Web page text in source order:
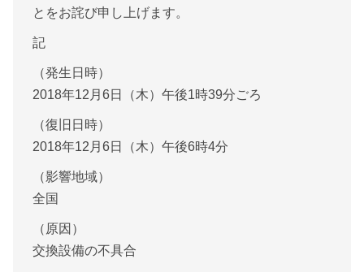
とをお詫び申し上げます。
記
（発生日時）
2018年12月6日（木）午後1時39分ごろ
（復旧日時）
2018年12月6日（木）午後6時4分
（影響地域）
全国
（原因）
交換設備の不具合